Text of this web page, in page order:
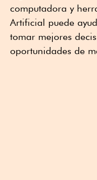
computadora y
Artificial puede
tomar mejores
oportunidades de